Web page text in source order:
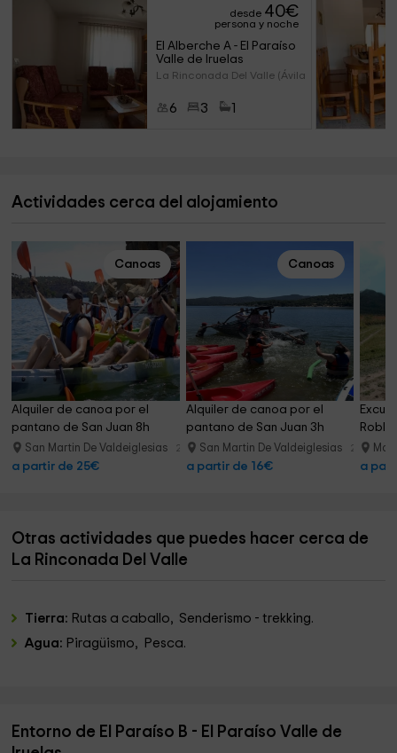
desde 40€
persona y noche
El Alberche A - El Paraíso
Valle de Iruelas
La Rinconada Del Valle (Ávila
6 3
Actividades cerca del alojamiento
Canoas
Alquiler de canoa por el
pantano de San Juan 8h
San Martin De Valdeiglesias 21.0 km
a partir de 25€
Canoas
Alquiler de canoa por el
pantano de San Juan 3h
San Martin De Valdeiglesias 21.0 km
a partir de 16€ a
Otras actividades que puedes hacer cerca de
La Rinconada Del Valle
Tierra: Rutas a caballo, Senderismo - trekking.
Agua: Piragüismo, Pesca.
Entorno de El Paraíso B - El Paraíso Valle de